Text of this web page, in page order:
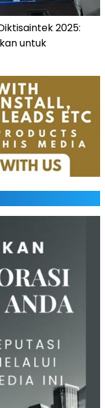
2025:
untuk